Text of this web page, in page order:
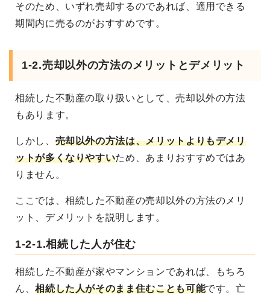
そのため、いずれ売却するのであれば、適用できる
期間内に売るのがおすすめです。
1-2.売却以外の方法のメリットとデメリット
相続した不動産の取り扱いとして、売却以外の方法
もあります。
しかし、 売却以外の方法は、メリットよりもデメリ
ットが多くなりやすいため、あまりおすすめではあ
りません。
ここでは、相続した不動産の売却以外の方法のメリ
ット、デメリットを説明します。
1-2-1.相続した人が住む
相続した不動産が家やマンションであれば、もちろ
ん、相続した人がそのまま住むことも可能です。亡